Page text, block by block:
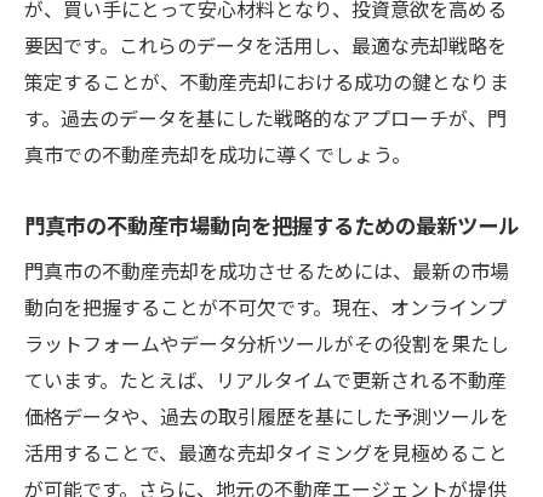
地元のバイヤーが求める物件条件とは
門真市の不動産市場での価値向上の秘訣
専門家の視点を借りた市場アプローチ法
バイヤーに響くマーケティングメッセージ
不動産価値を高めるための最新技術の導入
門真市不動産売却を成功に導く最新トレンドと
効果的な戦略
最新のテクノロジーで市場をリードする方
デジタルツールを使った売却プロセスの効
率化
が、買い手にとって安心材料となり、投資意欲を高める
要因です。これらのデータを活用し、最適な売却戦略を
策定することが、不動産売却における成功の鍵となりま
す。過去のデータを基にした戦略的なアプローチが、門
真市での不動産売却を成功に導くでしょう。
門真市の不動産市場動向を把握するための最新ツール
門真市の不動産売却を成功させるためには、最新の市場
動向を把握することが不可欠です。現在、オンラインプ
ラットフォームやデータ分析ツールがその役割を果たし
ています。たとえば、リアルタイムで更新される不動産
価格データや、過去の取引履歴を基にした予測ツールを
活用することで、最適な売却タイミングを見極めること
が可能です。さらに、地元の不動産エージェントが提供